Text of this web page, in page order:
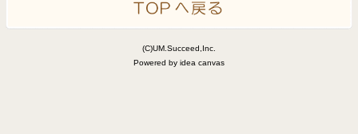
(C)UM.Succeed,Inc.
Powered by idea canvas